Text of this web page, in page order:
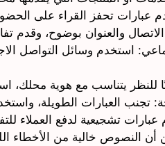
عبارات تحفز القراء على
والعنوان بوضوح، وقدم
استخدم وسائل التواصل
للنظر يتناسب مع هوية
تجنب العبارات الطويلة،
تشجيعية لدفع العملاء
أن النصوص خالية من الأخطاء